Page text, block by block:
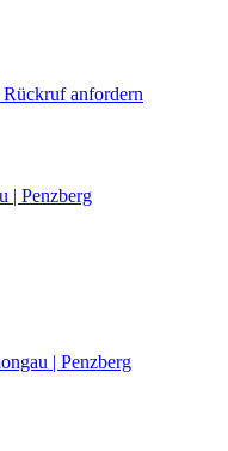
Rückruf anfordern